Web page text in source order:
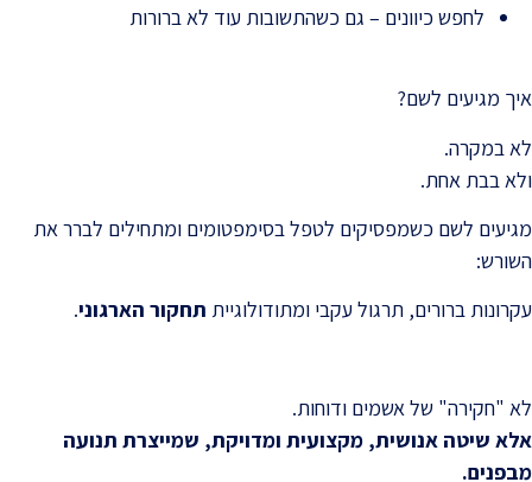
לחפש כיוונים – גם כשהתשובות עוד לא ברורות
איך מגיעים לשם?
לא במקרה.
ולא בבת אחת.
מגיעים לשם כשמפסיקים לטפל בסימפטומים ומתחילים לברר את
השורש:
עקרונות ברורים, תרגול עקבי ומתודולוגיית תחקור הארגוני.
לא "חקירה" של אשמים ודוחות.
אלא שיטה אנושית, מקצועית ומדויקת, שמייצרת תנועה
מבפנים.